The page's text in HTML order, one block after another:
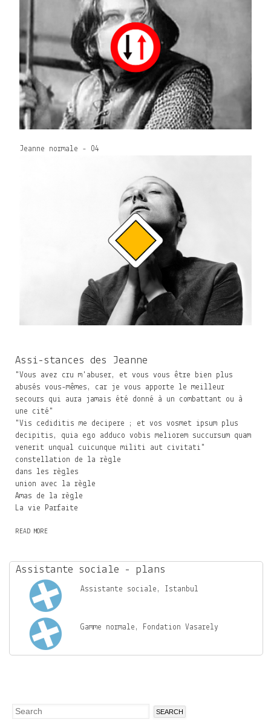
Jeanne normale - 04
Assi-stances des Jeanne
"Vous avez cru m'abuser, et vous vous être bien plus
abusés vous-mêmes, car je vous apporte le meilleur
secours qui aura jamais été donné à un combattant ou à
une cité"
"Vis cediditis me decipere ; et vos vosmet ipsum plus
decipitis, quia ego adduco vobis meliorem succursum quam
venerit unqual cuicunque militi aut civitati"
constellation de la règle
dans les règles
union avec la règle
Amas de la règle
La vie Parfaite
READ MORE
U
T
Assistante sociale - plans
Assistante sociale, Istanbul
Gamme normale, Fondation Vasarely
Search